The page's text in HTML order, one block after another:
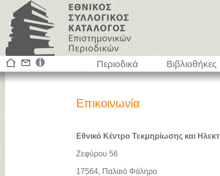
Περιοδικά Βιβλιοθήκες
Επικοινωνία
Εθνικό Κέντρο Τεκμηρίωσης και
Ζεφύρου 56
17564, Παλαιό Φάληρο